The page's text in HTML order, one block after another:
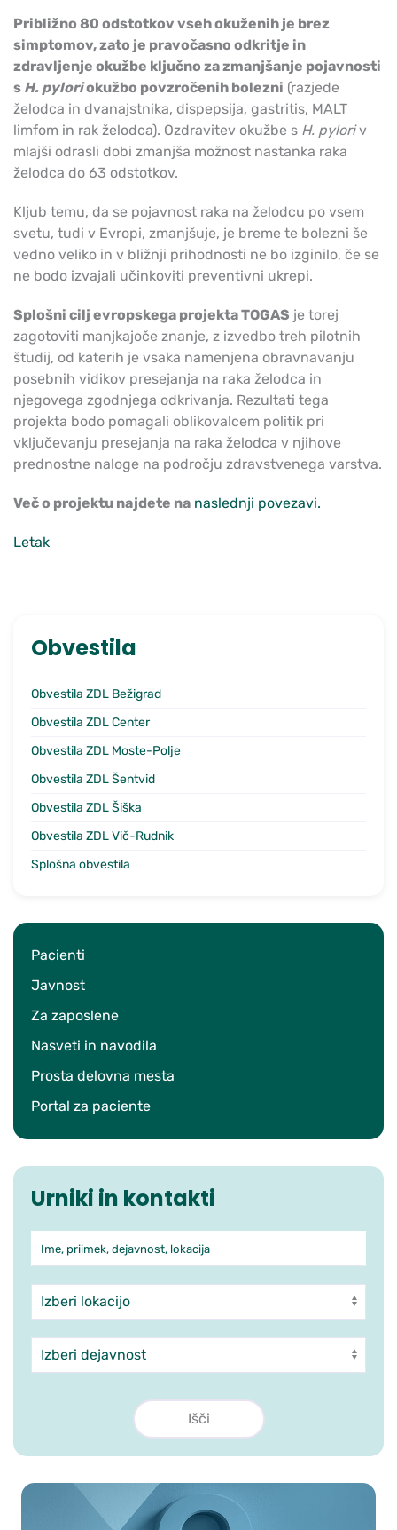
Obvestila
Obvestila ZDL Bežigrad
Obvestila ZDL Center
Obvestila ZDL Moste-Polje
Obvestila ZDL Šentvid
Obvestila ZDL Šiška
Obvestila ZDL Vič-Rudnik
Splošna obvestila
Pacienti
Javnost
Za zaposlene
Nasveti in navodila
Prosta delovna mesta
Portal za paciente
Urniki in kontakti
Iskanje po ambulantah in
Ime, priimek, dejavnost, lokacija
Enota
Dejavnost
Približno 80 odstotkov vseh okuženih je brez
simptomov, zato je pravočasno odkritje in
zdravljenje okužbe ključno za zmanjšanje pojavnosti
s H. pyloriokužbo povzročenih bolezni (razjede
želodca in dvanajstnika, dispepsija, gastritis, MALT
limfom in rak želodca). Ozdravitev okužbe s H. pyloriv
mlajši odrasli dobi zmanjša možnost nastanka raka
želodca do 63 odstotkov.
Kljub temu, da se pojavnost raka na želodcu po vsem
svetu, tudi v Evropi, zmanjšuje, je breme te bolezni še
vedno veliko in v bližnji prihodnosti ne bo izginilo, če se
ne bodo izvajali učinkoviti preventivni ukrepi.
Splošni cilj evropskega projekta TOGAS je torej
zagotoviti manjkajoče znanje, z izvedbo treh pilotnih
študij, od katerih je vsaka namenjena obravnavanju
posebnih vidikov presejanja na raka želodca in
njegovega zgodnjega odkrivanja. Rezultati tega
projekta bodo pomagali oblikovalcem politik pri
vključevanju presejanja na raka želodca v njihove
prednostne naloge na področju zdravstvenega varstva.
Več o projektu najdete na naslednji povezavi.
Letak